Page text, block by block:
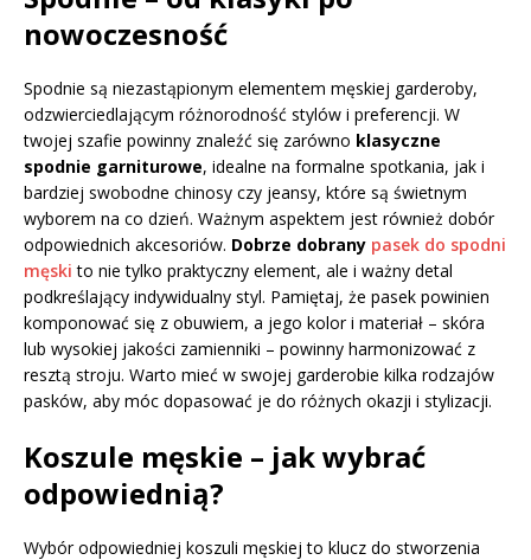
nowoczesność
Spodnie są niezastąpionym elementem męskiej garderoby,
odzwierciedlającym różnorodność stylów i preferencji. W
twojej szafie powinny znaleźć się zarówno klasyczne
spodnie garniturowe, idealne na formalne spotkania, jak i
bardziej swobodne chinosy czy jeansy, które są świetnym
wyborem na co dzień. Ważnym aspektem jest również dobór
odpowiednich akcesoriów. Dobrze dobrany pasek do spodni
męski to nie tylko praktyczny element, ale i ważny detal
podkreślający indywidualny styl. Pamiętaj, że pasek powinien
komponować się z obuwiem, a jego kolor i materiał – skóra
lub wysokiej jakości zamienniki – powinny harmonizować z
resztą stroju. Warto mieć w swojej garderobie kilka rodzajów
pasków, aby móc dopasować je do różnych okazji i stylizacji.
Koszule męskie – jak wybrać
odpowiednią?
Wybór odpowiedniej koszuli męskiej to klucz do stworzenia